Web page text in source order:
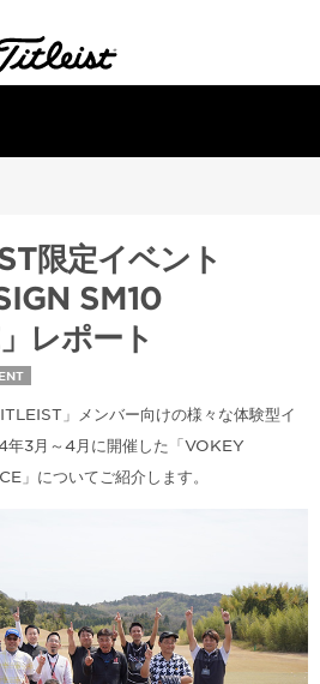
限定イベント
SM10
レポート
」メンバー向けの様々な体験型イ
年3月～4月に開催した「VOKEY
」についてご紹介します。